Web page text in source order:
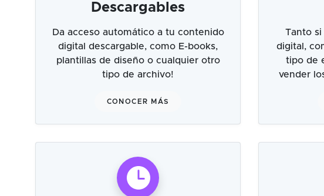
Descargables
Da acceso automático a tu contenido
digital descargable, como E-books,
plantillas de diseño o cualquier otro
tipo de archivo!
CONOCER MÁS
Tanto
digital,
tipo de
vender